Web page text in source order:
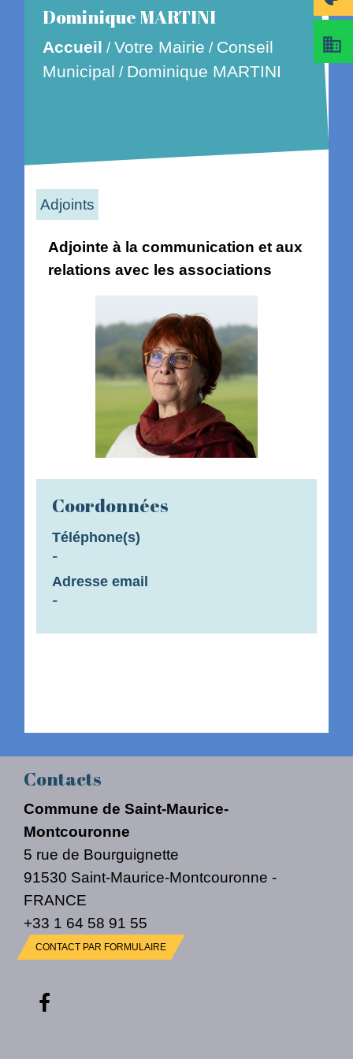
Dominique MARTINI
Accueil /Votre Mairie / Conseil
Municipal / Dominique MARTINI
Adjoints
Adjointe à la communication et aux
relations avec les associations
Coordonnées
Téléphone(s)
-
Adresse email
-
business
Contacts
Commune de Saint-Maurice-
Montcouronne
5 rue de Bourguignette
91530 Saint-Maurice-Montcouronne -
FRANCE
+33 1 64 58 91 55
CONTACT PAR FORMULAIRE